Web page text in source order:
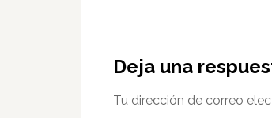
Deja una
Tu dirección de correo